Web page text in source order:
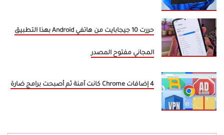
حررت 10 جيجابايت من هاتفي Android بهذا التطبيق
المجاني مفتوح المصدر
4 إضافات Chrome كانت آمنة ثم أصبحت برامج ضارة